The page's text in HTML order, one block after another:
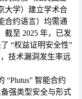
大学）建立学术合
合约语言）均需通
截至 2025 年，已发
“权益证明安全性”
技术漏洞发生率远
“Plutus” 智能合约
强类型安全与形式